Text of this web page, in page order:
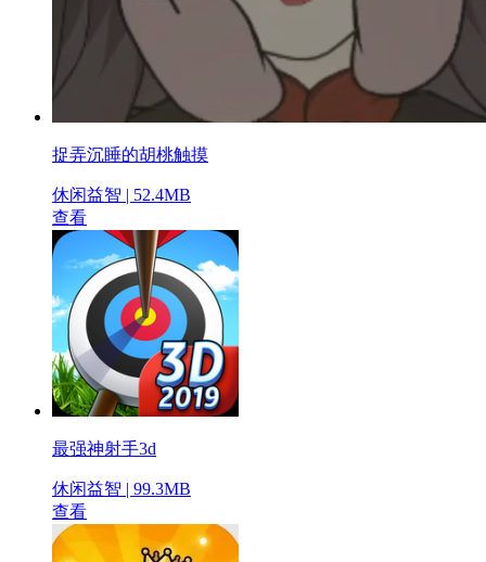
捉弄沉睡的胡桃触摸
休闲益智 | 52.4MB
查看
最强神射手3d
休闲益智 | 99.3MB
查看